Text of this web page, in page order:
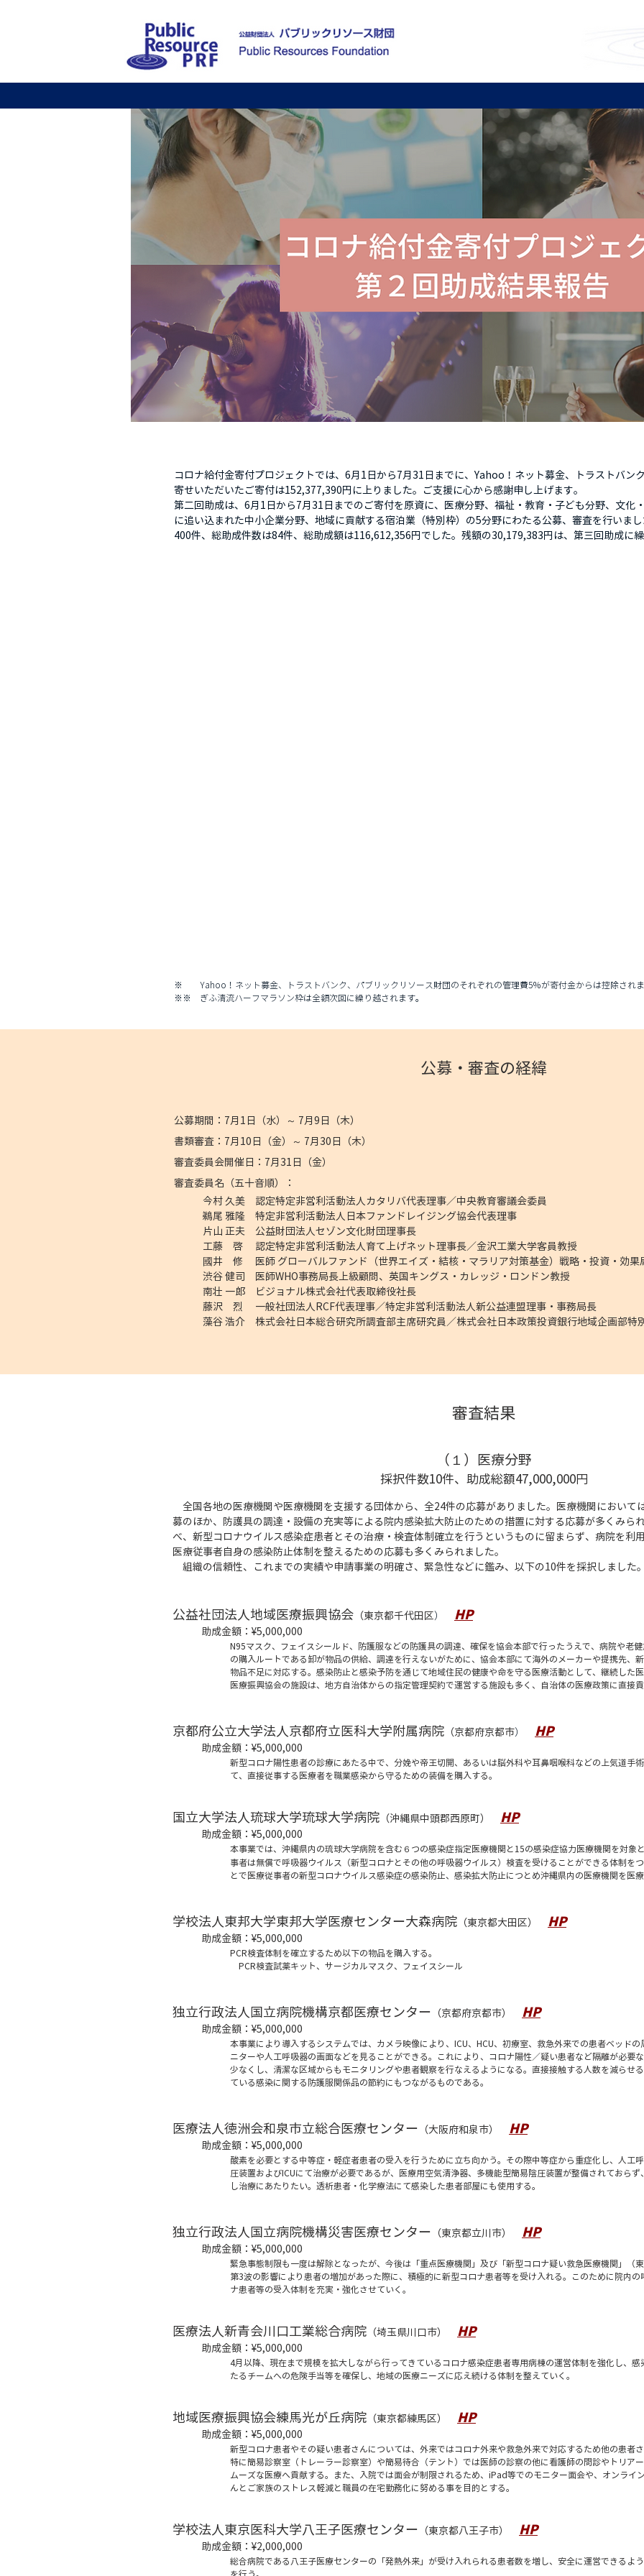
コロナ給付金寄付プロジェクトでは、6月1日から7月31日までに、Yahoo！ネット募金、トラストバン
寄せいただいたご寄付は152,377,390円に上りました。ご支援に心から感謝申し上げます。
第二回助成は、6月1日から7月31日までのご寄付を原資に、医療分野、福祉・教育・子ども分野、文化
に追い込まれた中小企業分野、地域に貢献する宿泊業（特別枠）の5分野にわたる公募、審査を行いま
400件、総助成件数は84件、総助成額は116,612,356円でした。残額の30,179,383円は、第三回助成に繰
※ Yahoo！ネット募金、トラストバンク、パブリックリソース財団のそれぞれの管理費5％が寄付金からは控除されま
※※ ぎふ清流ハーフマラソン枠は全額次回に繰り越されます。
公募・審査の経緯
公募期間：7月1日（水）～ 7月9日（木）
書類審査：7月10日（金）～ 7 月30日（木）
審査委員会開催日：7月31日（金）
審査委員名（五十音順）：
今村 久美 認定特定非営利活動法人カタリバ代表理事／中央教育審議会委員
鵜尾 雅隆 特定非営利活動法人日本ファンドレイジング協会代表理事
片山 正夫 公益財団法人セゾン文化財団理事長
工藤 啓 認定特定非営利活動法人育て上げネット理事長／金沢工業大学客員教授
國井 修 医師 グローバルファンド（世界エイズ・結核・マラリア対策基金）戦略・投資・効果
渋谷 健司 医師WHO事務局長上級顧問、英国キングス・カレッジ・ロンドン教授
南壮 一郎 ビジョナル株式会社代表取締役社長
藤沢 烈 一般社団法人RCF代表理事／特定非営利活動法人新公益連盟理事・事務局長
藻谷 浩介 株式会社日本総合研究所調査部主席研究員／株式会社日本政策投資銀行地域企画部特
審査結果
（１）医療分野
採択件数10件、助成総額47,000,000円
全国各地の医療機関や医療機関を支援する団体から、全24件の応募がありました。医療機関において
募のほか、防護具の調達・設備の充実等による院内感染拡大防止のための措置に対する応募が多くみら
べ、新型コロナウイルス感染症患者とその治療・検査体制確立を行うというものに留まらず、病院を利
医療従事者自身の感染防止体制を整えるための応募も多くみられました。
組織の信頼性、これまでの実績や申請事業の明確さ、緊急性などに鑑み、以下の10件を採択しました。
公益社団法人地域医療振興協会 （東京都千代田区 ）​ HP
助成金額：¥5,000,000
N95マスク、フェイスシールド、防護服などの防護具の調達、確保を協会本部で行ったうえで、病院や老
の購入ルートである卸が物品の供給、調達を行えないがために、協会本部にて海外のメーカーや提携先、
物品不足に対応する。感染防止と感染予防を通じて地域住民の健康や命を守る医療活動として、継続した
医療振興協会の施設は、地方自治体からの指定管理契約で運営する施設も多く、自治体の医療政策に直接
京都府公立大学法人京都府立医科大学附属病院 （京都府京都市）​ HP
助成金額：¥5,000,000
新型コロナ陽性患者の診療にあたる中で、分娩や帝王切開、あるいは脳外科や耳鼻咽喉科などの上気道手
て、直接従事する医療者を職業感染から守るための装備を購入する。
国立大学法人琉球大学琉球大学病院 （沖縄県中頭郡西原町） HP
助成金額： ¥5,000,000
本事業では、沖縄県内の琉球大学病院を含む６つの感染症指定医療機関と15の感染症協力医療機関を対象
事者は無償で呼吸器ウイルス（新型コロナとその他の呼吸器ウイルス）検査を受けることができる体制を
とで医療従事者の新型コロナウイルス感染症の感染防止、感染拡大防止につとめ沖縄県内の医療機関を医
学校法人東邦大学東邦大学医療センター大森病院 （東京都大田区） HP
助成金額： ¥5,000,000
PCR検査体制を確立するため以下の物品を購入する。
PCR検査試薬キット、サージカルマスク、フェイスシール
独立行政法人国立病院機構京都医療センター （京都府京都市） HP
助成金額： ¥5,000,000
本事業により導入するシステムでは、カメラ映像により、ICU、HCU、初療室、救急外来での患者ベッド
ニターや人工呼吸器の画面などを見ることができる。これにより、コロナ陽性／疑い患者など隔離が必要
少なくし、清潔な区域からもモニタリングや患者観察を行なえるようになる。直接接触する人数を減らせ
ている感染に関する防護服関係品の節約にもつながるものである。
医療法人徳洲会和泉市立総合医療センター （大阪府和泉市） HP
助成金額：¥5,000,000
酸素を必要とする中等症・軽症者患者の受入を行うために立ち向かう。その際中等症から重症化し、人工
圧装置およびICUにて治療が必要であるが、医療用空気清浄器、多機能型簡易陰圧装置が整備されておら
し治療にあたりたい。透析患者・化学療法にて感染した患者部屋にも使用する。
独立行政法人国立病院機構災害医療センター （東京都立川市） HP
助成金額： ¥5,000,000
緊急事態制限も一度は解除となったが、今後は「重点医療機関」及び「新型コロナ疑い救急医療機関」（
第3波の影響により患者の増加があった際に、積極的に新型コロナ患者等を受け入れる。このために院内
ナ患者等の受入体制を充実・強化させていく。
医療法人新青会川口工業総合病院 （埼玉県川口市） HP
助成金額： ¥5,000,000
4月以降、現在まで規模を拡大しながら行ってきているコロナ感染症患者専用病棟の運営体制を強化し、感
たるチームへの危険手当等を確保し、地域の医療ニーズに応え続ける体制を整えていく。
地域医療振興協会練馬光が丘病院 （東京都練馬区） HP
助成金額： ¥5,000,000
新型コロナ患者やその疑い患者さんについては、外来ではコロナ外来や救急外来で対応するため他の患者
特に簡易診察室（トレーラー診察室）や簡易待合（テント）では医師の診察の他に看護師の問診やトリア
ムーズな医療へ貢献する。また、入院では面会が制限されるため、iPad等でのモニター面会や、オンライ
んとご家族のストレス軽減と職員の在宅勤務化に努める事を目的とする。
学校法人東京医科大学八王子医療センター （東京都八王子市） HP
助成金額： ¥2,000,000
総合病院である八王子医療センターの「発熱外来」が受け入れられる患者数を増し、安全に運営できるよ
を行う。